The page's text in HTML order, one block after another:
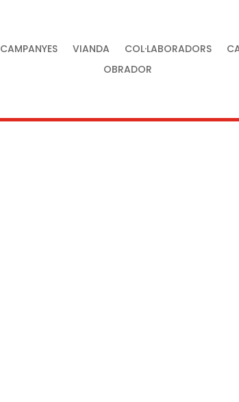
CAMPANYES VIANDA COL·LABORADORS
OBRADOR